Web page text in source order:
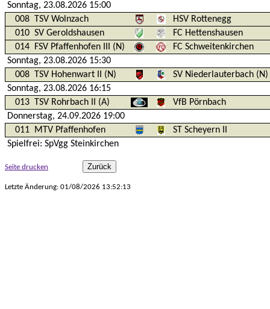
Sonntag, 23.08.2026 15:00
008 TSV Wolnzach
HSV Rottenegg
010 SV Geroldshausen
FC Hettenshausen
014 FSV Pfaffenhofen III (N)
FC Schweitenkirchen
Sonntag, 23.08.2026 15:30
008 TSV Hohenwart II (N)
SV Niederlauterbach (N)
Sonntag, 23.08.2026 16:15
013 TSV Rohrbach II (A)
VfB Pörnbach
Donnerstag, 24.09.2026 19:00
011 MTV Pfaffenhofen
ST Scheyern II
Spielfrei: SpVgg Steinkirchen
Seite drucken
Letzte Änderung: 01/08/2026 13:52:13